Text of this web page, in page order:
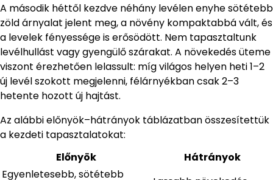
A második héttől kezdve néhány levélen enyhe sötétebb
zöld árnyalat jelent meg, a növény kompaktabbá vált, és
a levelek fényessége is erősödött. Nem tapasztaltunk
levélhullást vagy gyengülő szárakat. A növekedés üteme
viszont érezhetően lelassult: míg világos helyen heti 1–2
új levél szokott megjelenni, félárnyékban csak 2–3
hetente hozott új hajtást.
Az alábbi előnyök–hátrányok táblázatban összesítettük
a kezdeti tapasztalatokat:
Előnyök
Hátrányok
Egyenletesebb, sötétebb